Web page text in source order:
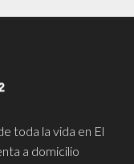
toda la vida en El
a domicilio